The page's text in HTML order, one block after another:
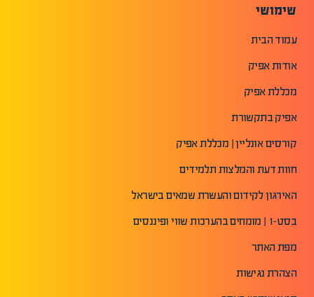
שימושי
עמוד הבית
אודות אפיק
מכללת אפיק
אפיק בתקשורת
קורסים אונליין | מכללת אפיק
חוות דעת והמלצות תלמידים
האירגון לקידום והעשרת שמאים בישראל
בסט-1 | מומחים בהערכות שווי ופיננסים
מפת האתר
הצהרת נגישות